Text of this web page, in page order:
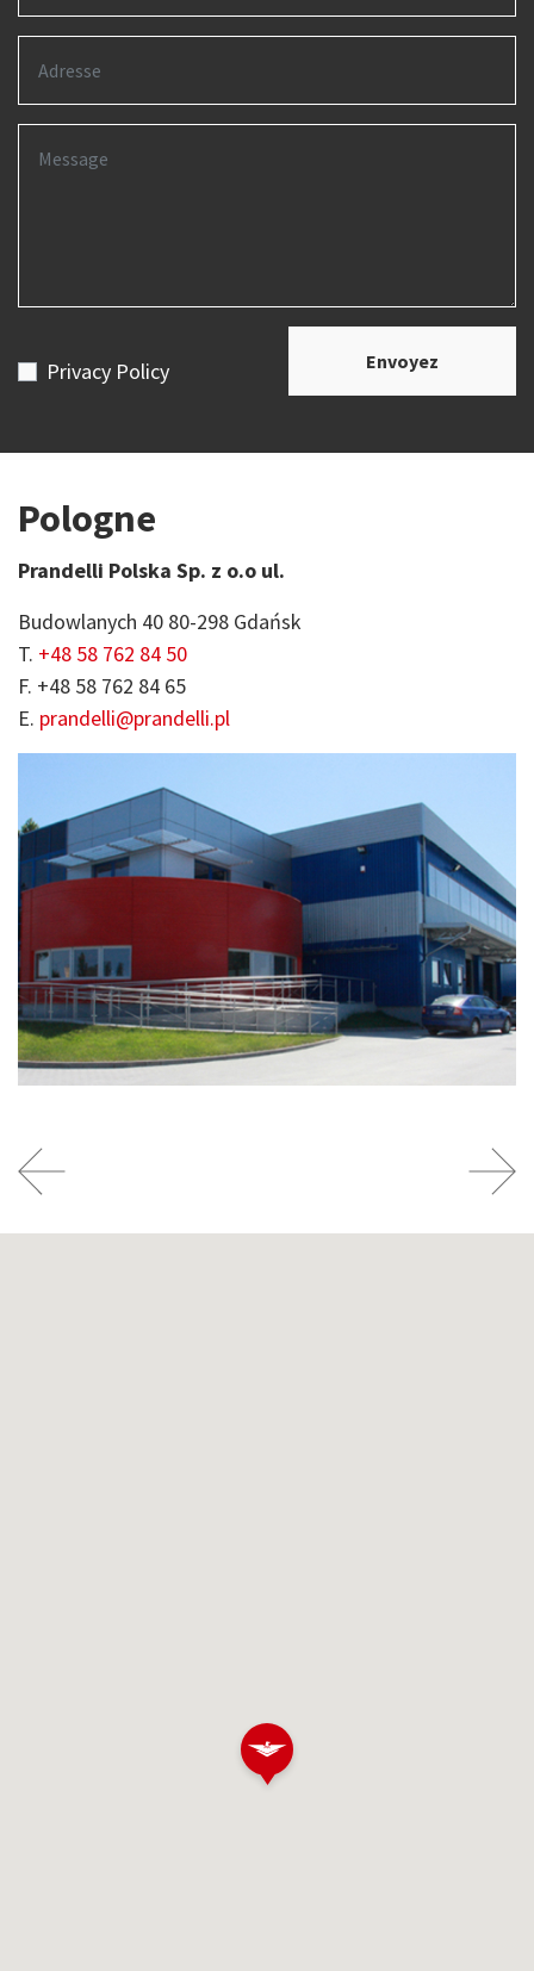
Privacy Policy Envoyez
Pologne
Prandelli Polska Sp. z o.o ul.
Budowlanych 40 80-298 Gdańsk
T. +48 58 762 84 50
F. +48 58 762 84 65
E. prandelli@prandelli.pl
Precedente Suivant